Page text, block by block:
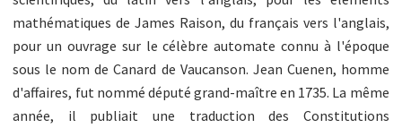
mathématiques de James Raison, du français vers l'anglais,
pour un ouvrage sur le célèbre automate connu à l'époque
sous le nom de Canard de Vaucanson. Jean Cuenen, homme
d'affaires, fut nommé député grand-maître en 1735. La même
année, il publiait une traduction des Constitutions